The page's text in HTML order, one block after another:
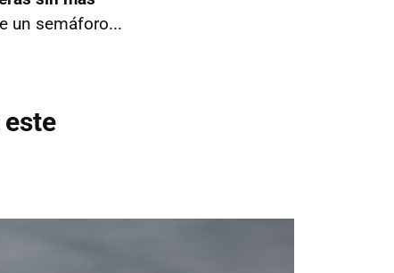
un semáforo...